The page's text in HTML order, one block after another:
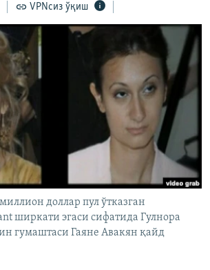
тилларда
VPNсиз ўқиш
доллар пул ўтказган
ширкати эгаси сифатида Гулнора
гумаштаси Гаяне Авакян қайд